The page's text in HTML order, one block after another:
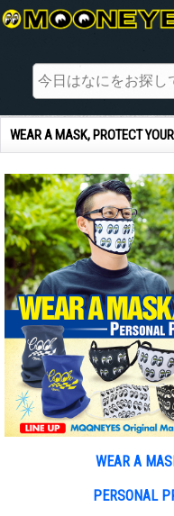
WEAR A MASK, PROTECT
WEAR A
PERSONAL